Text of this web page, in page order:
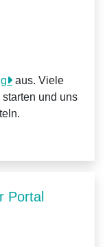
aus. Viele
und uns
Portal